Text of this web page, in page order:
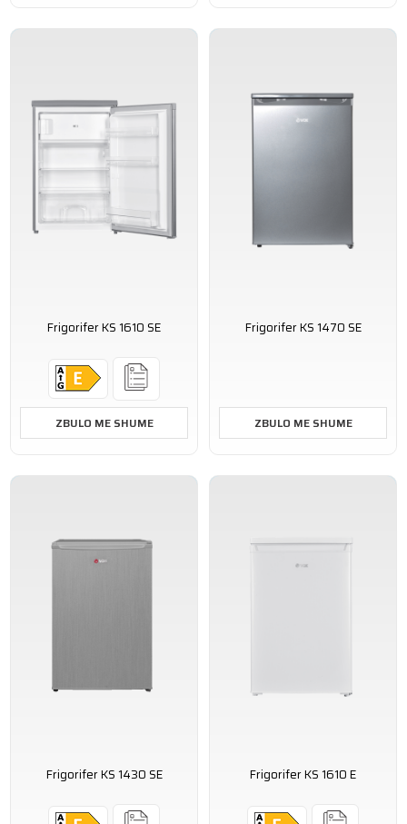
Frigorifer KS 1610 SE
ZBULO ME SHUME
Frigorifer KS 1470 SE
ZBULO ME SHUME
Frigorifer KS 1430 SE Frigorifer KS 1610 E